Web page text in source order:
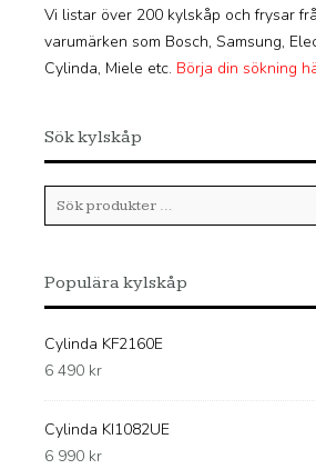
Vi listar över 200 kylskåp och frysar
varumärken som Bosch, Samsung,
Cylinda, Miele etc. Börja din sökning
Sök kylskåp
Populära kylskåp
Cylinda KF2160E
6 490 kr
Cylinda KI1082UE
6 990 kr